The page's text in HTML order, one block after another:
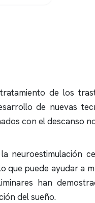
de los
de nuevas
con el descanso
neuroestimulación
que puede ayudar a
han
del sueño.